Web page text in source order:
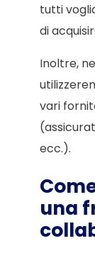
tutti
di
Inoltre,
vari
ecc.).
una